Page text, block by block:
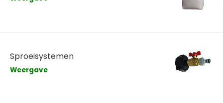
Sproeisystemen
Weergave